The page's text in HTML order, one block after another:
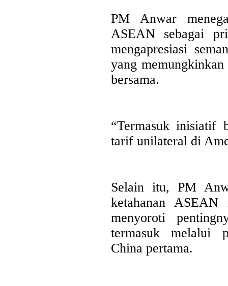
Perkuat Sinergi Antar BPD, Bank Jatim dan
Layanan Jasa Remitansi Kemitraan
PM Anwar
ASEAN sebagai
mengapresiasi
yang
bersama.
“Termasuk inisiatif
tarif unilateral di
Selain itu, PM
ketahanan
menyoroti
termasuk melalui
China pertama.